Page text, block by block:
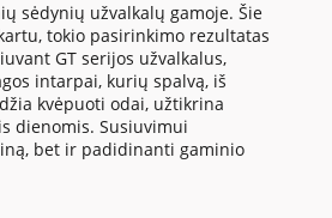
sėdynių užvalkalų gamoje. Šie
tokio pasirinkimo rezultatas
GT serijos užvalkalus,
intarpai, kurių spalvą, iš
kvėpuoti odai, užtikrina
dienomis. Susiuvimui
bet ir padidinanti gaminio